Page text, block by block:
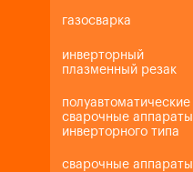
газосварка
инверторный
плазменный резак
полуавтоматические
сварочные аппараты
инверторного типа
сварочные аппараты